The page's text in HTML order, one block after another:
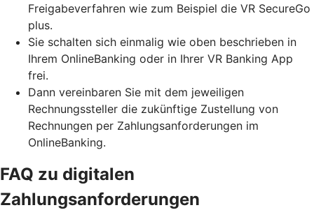
Freigabeverfahren wie zum Beispiel die VR SecureGo
plus.
Sie schalten sich einmalig wie oben beschrieben in
Ihrem OnlineBanking oder in Ihrer VR Banking App
frei.
Dann vereinbaren Sie mit dem jeweiligen
Rechnungssteller die zukünftige Zustellung von
Rechnungen per Zahlungsanforderungen im
OnlineBanking.
FAQ zu digitalen
Zahlungsanforderungen